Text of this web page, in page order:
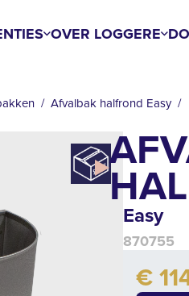
OVER LOGGERE
Afvalbak halfrond Easy
Easy
870755
€